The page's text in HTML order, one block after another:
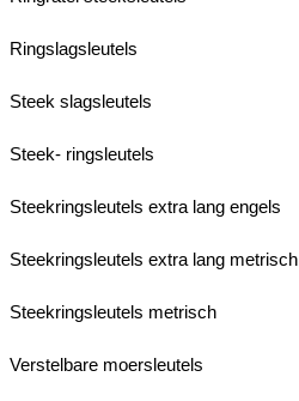
Ringslagsleutels
Steek slagsleutels
Steek- ringsleutels
Steekringsleutels extra lang engels
Steekringsleutels extra lang metrisch
Steekringsleutels metrisch
Verstelbare moersleutels